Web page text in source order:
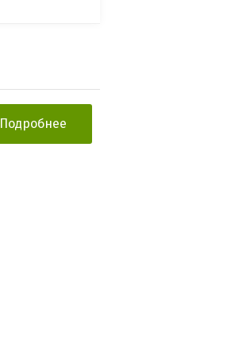
Подробнее